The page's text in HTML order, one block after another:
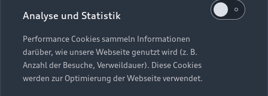
Vertrag widerrufen
Newsletter
Hinweis: Die aktuelle Darstellung und Anordnung der
Embleme am Fahrzeug bei allen Abbildungen auf dieser
Webseite kann abweichen.
Analyse und Statistik
Performance Cookies sammeln Informationen
darüber, wie unsere Webseite genutzt wird (z. B.
Anzahl der Besuche, Verweildauer). Diese Cookies
werden zur Optimierung der Webseite verwendet.